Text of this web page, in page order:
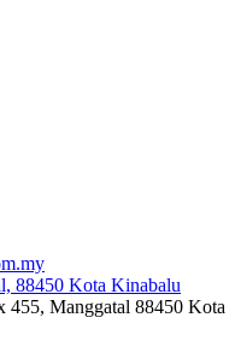
88450 Kota Kinabalu
455, Manggatal 88450 Kota